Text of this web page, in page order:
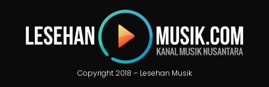
Copyright 2018 – Lesehan Musik